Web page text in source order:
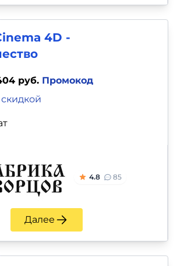
4D -
руб. Промокод
4.8 85
Далее